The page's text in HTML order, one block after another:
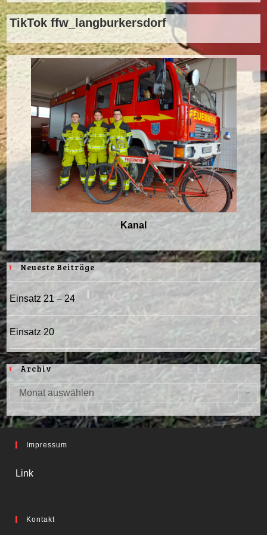
TikTok ffw_langburkersdorf
Kanal
Neueste Beiträge
Einsatz 21 – 24
Einsatz 20
Archiv
Monat auswählen
Impressum
Link
Kontakt